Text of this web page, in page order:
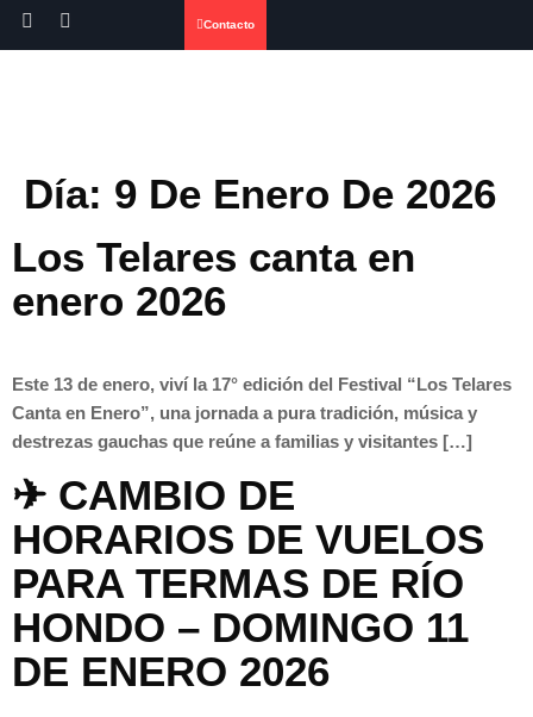
Contacto
Día: 9 De Enero De 2026
Los Telares canta en
enero 2026
Este 13 de enero, viví la 17° edición del Festival “Los Telares
Canta en Enero”, una jornada a pura tradición, música y
destrezas gauchas que reúne a familias y visitantes […]
✈ CAMBIO DE
HORARIOS DE VUELOS
PARA TERMAS DE RÍO
HONDO – DOMINGO 11
DE ENERO 2026